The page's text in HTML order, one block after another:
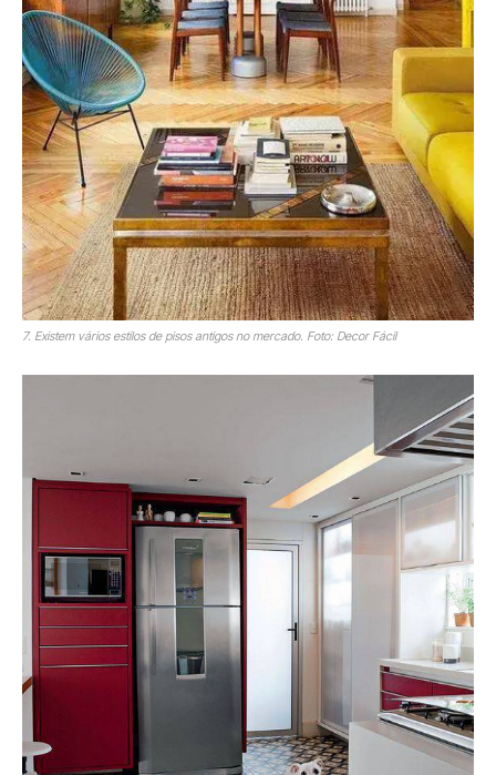
7. Existem vários estilos de pisos antigos no mercado. Foto: Decor Fácil